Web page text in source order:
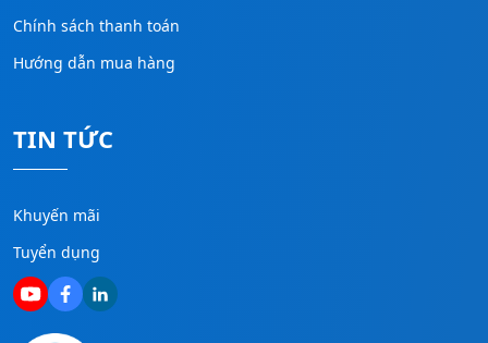
Chính sách thanh toán
Hướng dẫn mua hàng
TIN TỨC
Khuyến mãi
Tuyển dụng